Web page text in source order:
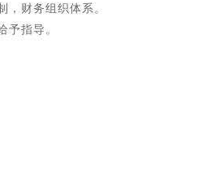
，财务组织体系。
予指导。